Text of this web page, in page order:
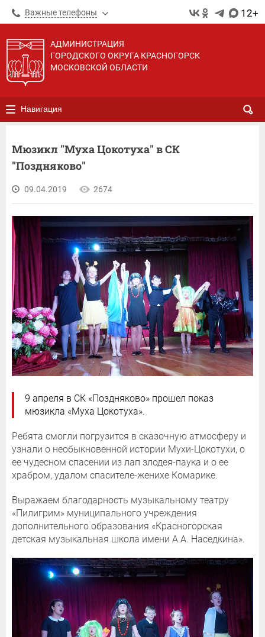
Важные телефоны 12+
АДМИНИСТРАЦИЯ
ГОРОДСКОГО ОКРУГА КРАСНОГОРСК
МОСКОВСКОЙ ОБЛАСТИ
Навигация
Мюзикл "Муха Цокотуха" в СК
"Поздняково"
09.04.2019 2674
9 апреля в СК «Поздняково» прошел показ
мюзикла «Муха Цокотуха».
Ребята смогли погрузится в сказочную атмосферу и
узнали о необыкновенной истории Мухи-Цокотухи, о
ее чудесном спасении из лап злодея-паука и о ее
храбром, удалом спасителе-женихе Комарике.
Выражаем благодарность музыкальному театру
«Пилигрим» муниципального учреждения
дополнительного образования «Красногорская
детская музыкальная школа имени А.А. Наседкина».